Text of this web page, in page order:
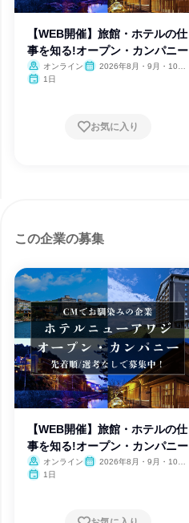
【WEB開催】旅館・ホテルの仕
事を知る!オープン・カンパニー
オンライン
2026年8月・9月・10
1日
お気に入り
この企業の募集
【WEB開催】旅館・ホテルの仕
事を知る!オープン・カンパニー
オンライン
2026年8月・9月・10
1日